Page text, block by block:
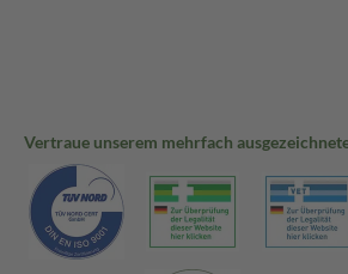
Vertraue unserem mehrfach